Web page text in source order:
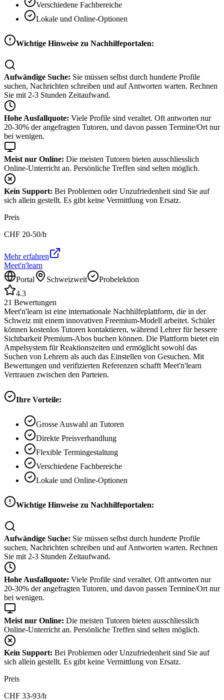
Verschiedene Fachbereiche
Lokale und Online-Optionen
Wichtige Hinweise zu Nachhilfeportalen:
Aufwändige Suche: Sie müssen selbst durch hunderte Profile
suchen, Nachrichten schreiben und auf Antworten warten. Rechnen
Sie mit 2-3 Stunden Zeitaufwand.
Hohe Ausfallquote: Viele Profile sind veraltet. Oft antworten nur
20-30% der angefragten Tutoren, und davon passen Termine/Ort nur
bei wenigen.
Meist nur Online: Die meisten Tutoren bieten ausschliesslich
Online-Unterricht an. Persönliche Treffen sind selten möglich.
Kein Support: Bei Problemen oder Unzufriedenheit sind Sie auf
sich allein gestellt. Es gibt keine Vermittlung von Ersatz.
Preis
CHF 20-50/h
Mehr erfahren
Meet'n'learn
Portal
Schweizweit
Probelektion
4.3
21 Bewertungen
Meet'n'learn ist eine internationale Nachhilfeplattform, die in der
Schweiz mit einem innovativen Freemium-Modell arbeitet. Schüler
können kostenlos Tutoren kontaktieren, während Lehrer für bessere
Sichtbarkeit Premium-Abos buchen können. Die Plattform bietet ein
Ampelsystem für Reaktionszeiten und ermöglicht sowohl das
Suchen von Lehrern als auch das Einstellen von Gesuchen. Mit
Bewertungen und verifizierten Referenzen schafft Meet'n'learn
Vertrauen zwischen den Parteien.
Ihre Vorteile:
Grosse Auswahl an Tutoren
Direkte Preisverhandlung
Flexible Termingestaltung
Verschiedene Fachbereiche
Lokale und Online-Optionen
Wichtige Hinweise zu Nachhilfeportalen:
Aufwändige Suche: Sie müssen selbst durch hunderte Profile
suchen, Nachrichten schreiben und auf Antworten warten. Rechnen
Sie mit 2-3 Stunden Zeitaufwand.
Hohe Ausfallquote: Viele Profile sind veraltet. Oft antworten nur
20-30% der angefragten Tutoren, und davon passen Termine/Ort nur
bei wenigen.
Meist nur Online: Die meisten Tutoren bieten ausschliesslich
Online-Unterricht an. Persönliche Treffen sind selten möglich.
Kein Support: Bei Problemen oder Unzufriedenheit sind Sie auf
sich allein gestellt. Es gibt keine Vermittlung von Ersatz.
Preis
CHF 33-93/h